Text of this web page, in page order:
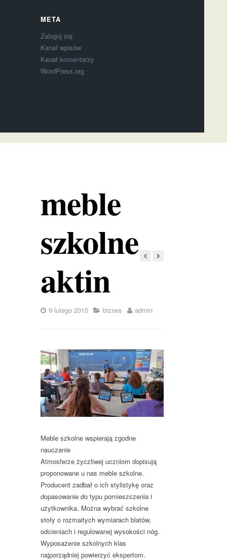
META
Zaloguj się
Kanał wpisów
Kanał komentarzy
WordPress.org
meble
szkolne
aktin
9 lutego 2015 biznes admin
Meble szkolne wspierają zgodne
nauczanie
Atmosferze życzliwej uczniom dopisują
proponowane u nas meble szkolne.
Producent zadbał o ich stylistykę oraz
dopasowanie do typu pomieszczenia i
użytkownika. Można wybrać szkolne
stoły o rozmaitych wymiarach blatów,
odcieniach i regulowanej wysokości nóg.
Wyposażenie szkolnych klas
najporządniej powierzyć ekspertom.